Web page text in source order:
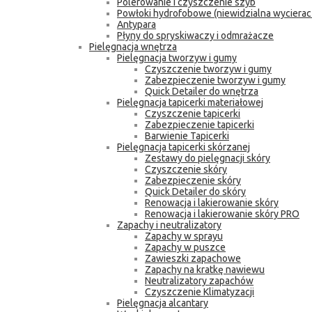
Powłoki hydrofobowe (niewidzialna
Antypara
Płyny do spryskiwaczy i odmrażacze
Pielęgnacja wnętrza
Pielęgnacja tworzyw i gumy
Czyszczenie tworzyw i gumy
Zabezpieczenie tworzyw i gumy
Quick Detailer do wnętrza
Pielęgnacja tapicerki materiałowej
Czyszczenie tapicerki
Zabezpieczenie tapicerki
Barwienie Tapicerki
Pielęgnacja tapicerki skórzanej
Zestawy do pielęgnacji skóry
Czyszczenie skóry
Zabezpieczenie skóry
Quick Detailer do skóry
Renowacja i lakierowanie skóry
Renowacja i lakierowanie skóry PRO
Zapachy i neutralizatory
Zapachy w sprayu
Zapachy w puszce
Zawieszki zapachowe
Zapachy na kratkę nawiewu
Neutralizatory zapachów
Czyszczenie Klimatyzacji
Pielęgnacja alcantary